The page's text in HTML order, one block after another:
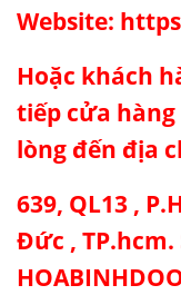
Website:
Hoặc khách
tiếp cửa hàng
lòng đến địa
639, QL13 ,
Đức ,